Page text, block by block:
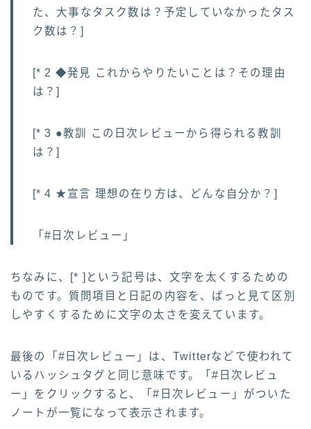
た、大事なタスク数は？予定していなかったタス
ク数は？]
[* 2 ◆発見 これからやりたいことは？その理由
は？]
[* 3 ●教訓 この日次レビューから得られる教訓
は？]
[* 4 ★宣言 理想の在り方は、どんな自分か？]
「#日次レビュー」
ちなみに、[* ]という記号は、文字を太くするための
ものです。質問項目と日記の内容を、ぱっと見て区別
しやすくするために文字の太さを変えています。
最後の「#日次レビュー」は、Twitterなどで使われて
いるハッシュタグと同じ意味です。「#日次レビュ
ー」をクリックすると、「#日次レビュー」がついた
ノートが一覧になって表示されます。